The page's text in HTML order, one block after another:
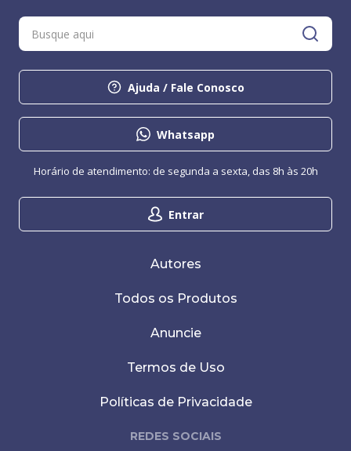
Ajuda / Fale Conosco
Whatsapp
Entrar
Horário de atendimento: de segunda a sexta, das 8h às 20h
Autores
Todos os Produtos
Anuncie
Termos de Uso
Políticas de Privacidade
REDES SOCIAIS